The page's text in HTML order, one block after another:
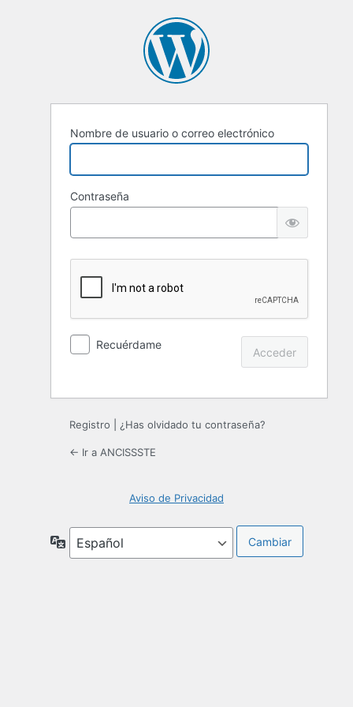
Nombre de usuario o correo electrónico
Contraseña
Recuérdame
Registro ¿Has olvidado tu contraseña?
← Ir a ANCISSSTE
Aviso de Privacidad
Idioma